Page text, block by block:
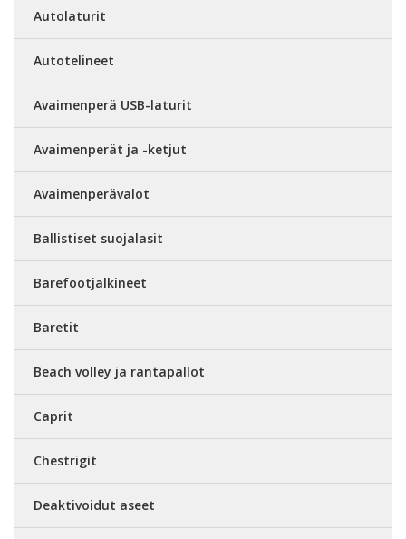
Autolaturit
Autotelineet
Avaimenperä USB-laturit
Avaimenperät ja -ketjut
Avaimenperävalot
Ballistiset suojalasit
Barefootjalkineet
Baretit
Beach volley ja rantapallot
Caprit
Chestrigit
Deaktivoidut aseet